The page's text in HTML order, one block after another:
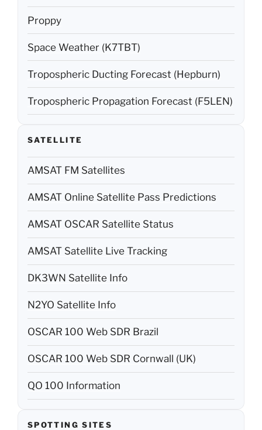
Proppy
Space Weather (K7TBT)
Tropospheric Ducting Forecast (Hepburn)
Tropospheric Propagation Forecast (F5LEN)
SATELLITE
AMSAT FM Satellites
AMSAT Online Satellite Pass Predictions
AMSAT OSCAR Satellite Status
AMSAT Satellite Live Tracking
DK3WN Satellite Info
N2YO Satellite Info
OSCAR 100 Web SDR Brazil
OSCAR 100 Web SDR Cornwall (UK)
QO 100 Information
SPOTTING SITES